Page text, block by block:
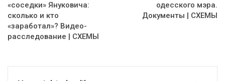
«соседки» Януковича:
сколько и кто
«заработал»? Видео-
расследование | СХЕМЫ
одесского мэра.
Документы | СХЕМЫ